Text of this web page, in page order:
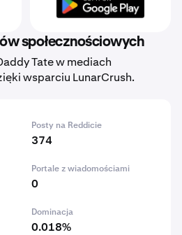
społecznościowych
Tate w mediach
wsparciu LunarCrush.
Posty na Reddicie
374
Portale z wiadomościami
0
Dominacja
0.018%